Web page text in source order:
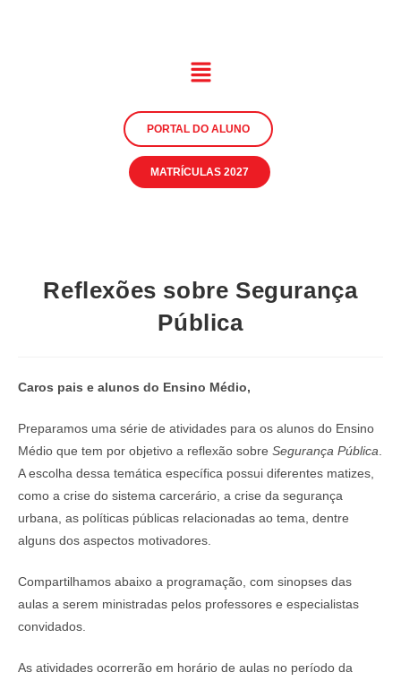
PORTAL DO ALUNO
MATRÍCULAS 2027
Reflexões sobre Segurança
Pública
Caros pais e alunos do Ensino Médio,
Preparamos uma série de atividades para os alunos do Ensino
Médio que tem por objetivo a reflexão sobre Segurança Pública.
A escolha dessa temática específica possui diferentes matizes,
como a crise do sistema carcerário, a crise da segurança
urbana, as políticas públicas relacionadas ao tema, dentre
alguns dos aspectos motivadores.
Compartilhamos abaixo a programação, com sinopses das
aulas a serem ministradas pelos professores e especialistas
convidados.
As atividades ocorrerão em horário de aulas no período da